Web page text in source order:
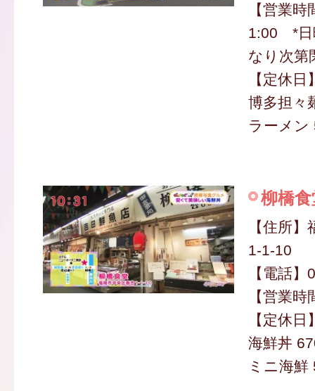
【営業
1:00 *日
なり次第
【定休
博多担々
ラーメン
柳橋食
【住所
1-1-10
【電話
【営業
【定休日
海鮮丼
ミニ海鮮